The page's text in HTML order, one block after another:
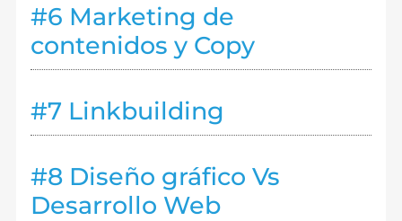
#6 Marketing de
contenidos y Copy
#7 Linkbuilding
#8 Diseño gráfico Vs
Desarrollo Web